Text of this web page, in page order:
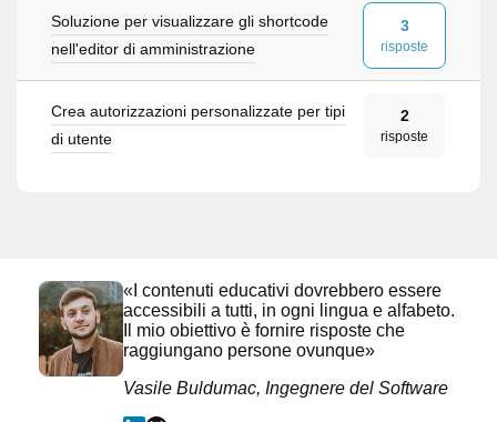
Soluzione per visualizzare gli shortcode
nell'editor di amministrazione
3
risposte
Crea autorizzazioni personalizzate per tipi
di utente
2
risposte
«I contenuti educativi dovrebbero essere
accessibili a tutti, in ogni lingua e alfabeto.
Il mio obiettivo è fornire risposte che
raggiungano persone ovunque»
Vasile Buldumac, Ingegnere del Software